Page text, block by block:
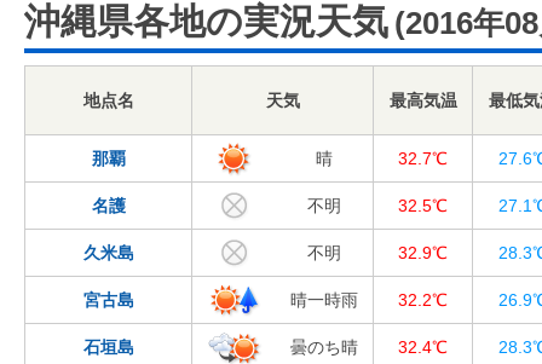
沖縄県各地の実況天気 (2016年
地点名 天気 最高気温 最低
那覇 晴 32.7℃
名護 不明 32.5℃
久米島 不明 32.9℃
宮古島 晴一時雨 32.2℃
石垣島 曇のち晴 32.4℃